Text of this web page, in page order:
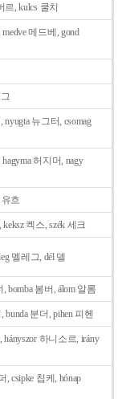
르, kulcs 쿨치
medve 메드베, gond
nyugta 뉴그터, csomag
허지머, nagy
유흐
keksz 켁스, szék 세크
멜레그, dél 델
, bomba 봄버, álom 알롬
bunda 분더, pihen 피헨
hányszor 하니소르, irány
, csipke 칩케, hónap